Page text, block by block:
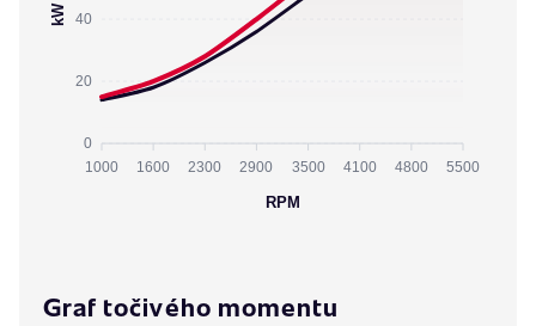
40
20
0
kW
1000 1600 2300 2900 3500 4100 4800 5500
RPM
Graf točivého momentu